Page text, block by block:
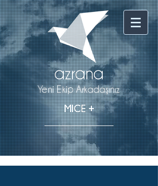
azrana
Yeni Ekip Arkadaşınız
MICE+